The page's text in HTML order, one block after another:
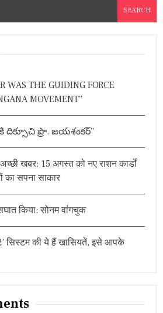
WAS THE GUIDING FORCE
MOVEMENT”
ప్రొ. జయశంకర్”
खबर: 15 अगस्त को नए राशन कार्डों
का सपना साकार
किया: सोनम वांगचुक
सिस्टम की ये हैं खासियतें, इसे आपके